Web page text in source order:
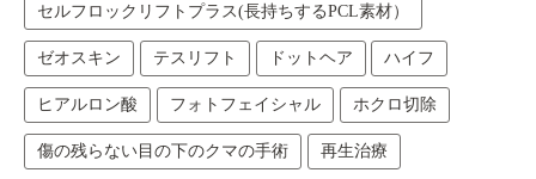
セルフロックリフトプラス(長持ちするPCL素材）
ゼオスキン テスリフト ドットヘア ハイフ
ヒアルロン酸 フォトフェイシャル ホクロ切除
傷の残らない目の下のクマの手術 再生治療